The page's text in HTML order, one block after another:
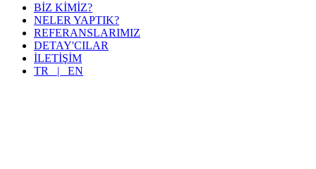
BİZ KİMİZ?
NELER YAPTIK?
REFERANSLARIMIZ
DETAY'CILAR
İLETİŞİM
TR | EN